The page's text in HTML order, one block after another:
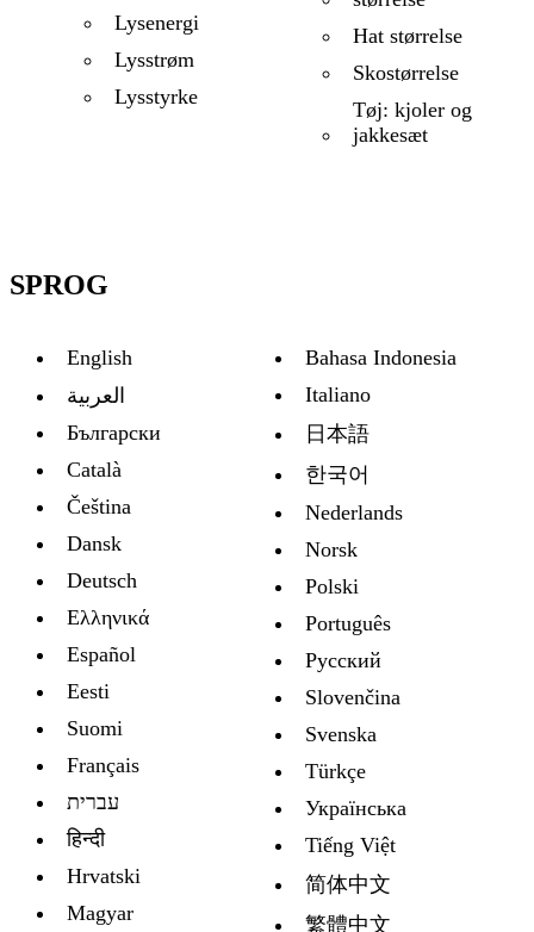
Lysenergi
Lysstrøm
Lysstyrke
Hat størrelse
Skostørrelse
Tøj: kjoler og
jakkesæt
SPROG
English
العربية
Български
Català
Čeština
Dansk
Deutsch
Ελληνικά
Español
Eesti
Suomi
Français
עברית
हिन्दी
Hrvatski
Magyar
Bahasa Indonesia
Italiano
日本語
한국어
Nederlands
Norsk
Polski
Português
Русский
Slovenčina
Svenska
Türkçe
Украïнська
Tiếng Việt
简体中文
繁體中文